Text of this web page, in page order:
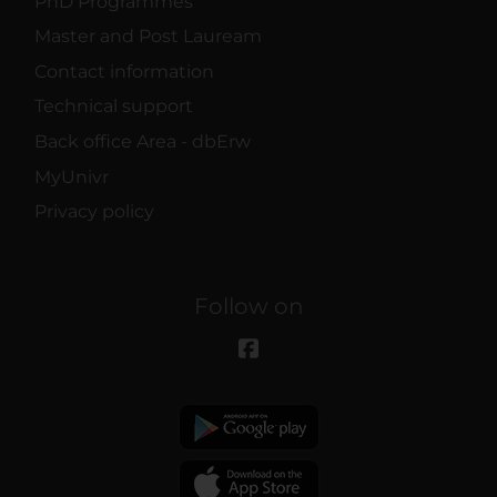
Master and Post Lauream
Contact information
Technical support
Back office Area - dbErw
MyUnivr
Privacy policy
Follow on